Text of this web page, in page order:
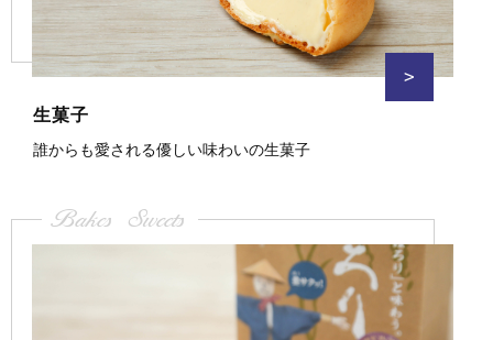
>
生菓子
誰からも愛される優しい味わいの生菓子
Bakes Sweets